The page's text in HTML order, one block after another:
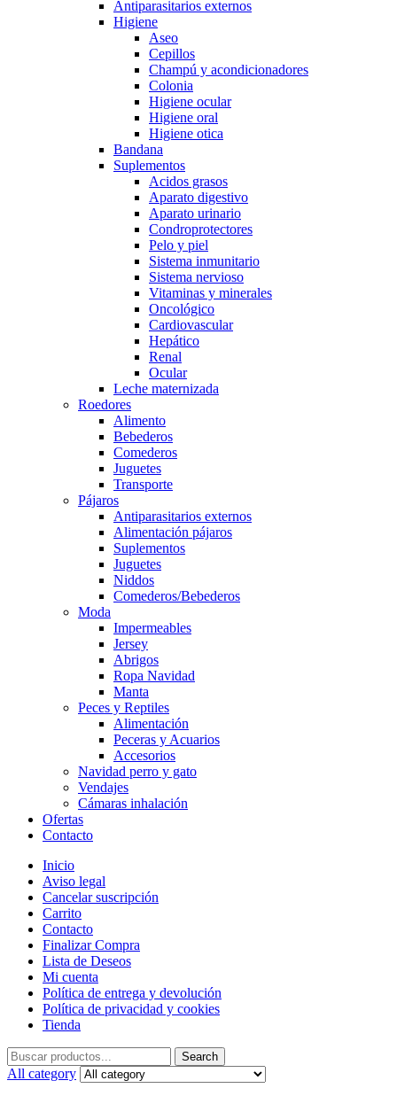
Antiparasitarios externos
Higiene
Aseo
Cepillos
Champú y acondicionadores
Colonia
Higiene ocular
Higiene oral
Higiene otica
Bandana
Suplementos
Acidos grasos
Aparato digestivo
Aparato urinario
Condroprotectores
Pelo y piel
Sistema inmunitario
Sistema nervioso
Vitaminas y minerales
Oncológico
Cardiovascular
Hepático
Renal
Ocular
Leche maternizada
Roedores
Alimento
Bebederos
Comederos
Juguetes
Transporte
Pájaros
Antiparasitarios externos
Alimentación pájaros
Suplementos
Juguetes
Niddos
Comederos/Bebederos
Moda
Impermeables
Jersey
Abrigos
Ropa Navidad
Manta
Peces y Reptiles
Alimentación
Peceras y Acuarios
Accesorios
Navidad perro y gato
Vendajes
Cámaras inhalación
Ofertas
Contacto
Inicio
Aviso legal
Cancelar suscripción
Carrito
Contacto
Finalizar Compra
Lista de Deseos
Mi cuenta
Política de entrega y devolución
Política de privacidad y cookies
Tienda
Search
for:
Search
All category